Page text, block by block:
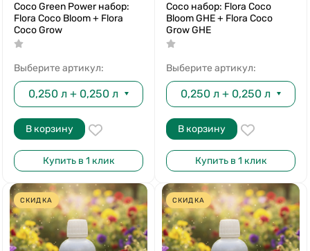
Coco Green Power набор:
Flora Coco Bloom + Flora
Coco Grow
Выберите артикул:
0,250 л + 0,250 л
В корзину
Купить в 1 клик
Coco набор: Flora Coco
Bloom GHE + Flora Coco
Grow GHE
Выберите артикул:
0,250 л + 0,250 л
В корзину
Купить в 1 клик
СКИДКА СКИДКА